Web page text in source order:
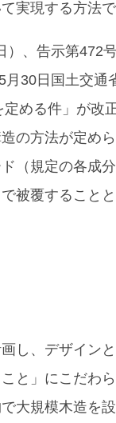
実現する方法
）、告示第472
月30日国土交通
める件」が改
の方法が定め
（規定の各成
被覆すること
し、デザイン
と」にこだわ
大規模木造を